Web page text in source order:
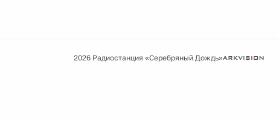
2026 Радиостанция «Серебряный Дождь»